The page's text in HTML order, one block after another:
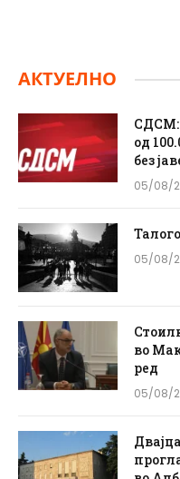
АКТУЕЛНО
СДСМ:
од
без
05/08/
05/08/
во
ред
05/08/